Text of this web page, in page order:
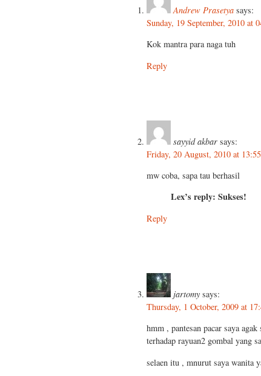
Andrew Prasetya says:
Sunday, 19 September, 2010 at
Kok mantra para naga tuh
Reply
sayyid akbar says:
Friday, 20 August, 2010 at 13:55
mw coba, sapa tau berhasil
Lex’s reply: Sukses!
Reply
jartomy says:
Thursday, 1 October, 2009 at
hmm , pantesan pacar saya
terhadap rayuan2 gombal yang
selaen itu , mnurut saya wanita